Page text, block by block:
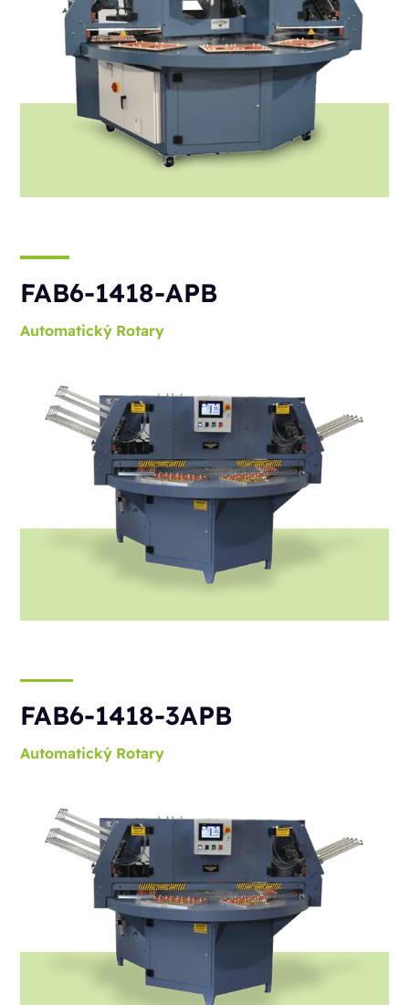
FAB6-1418-APB
Automatický Rotary
FAB6-1418-3APB
Automatický Rotary